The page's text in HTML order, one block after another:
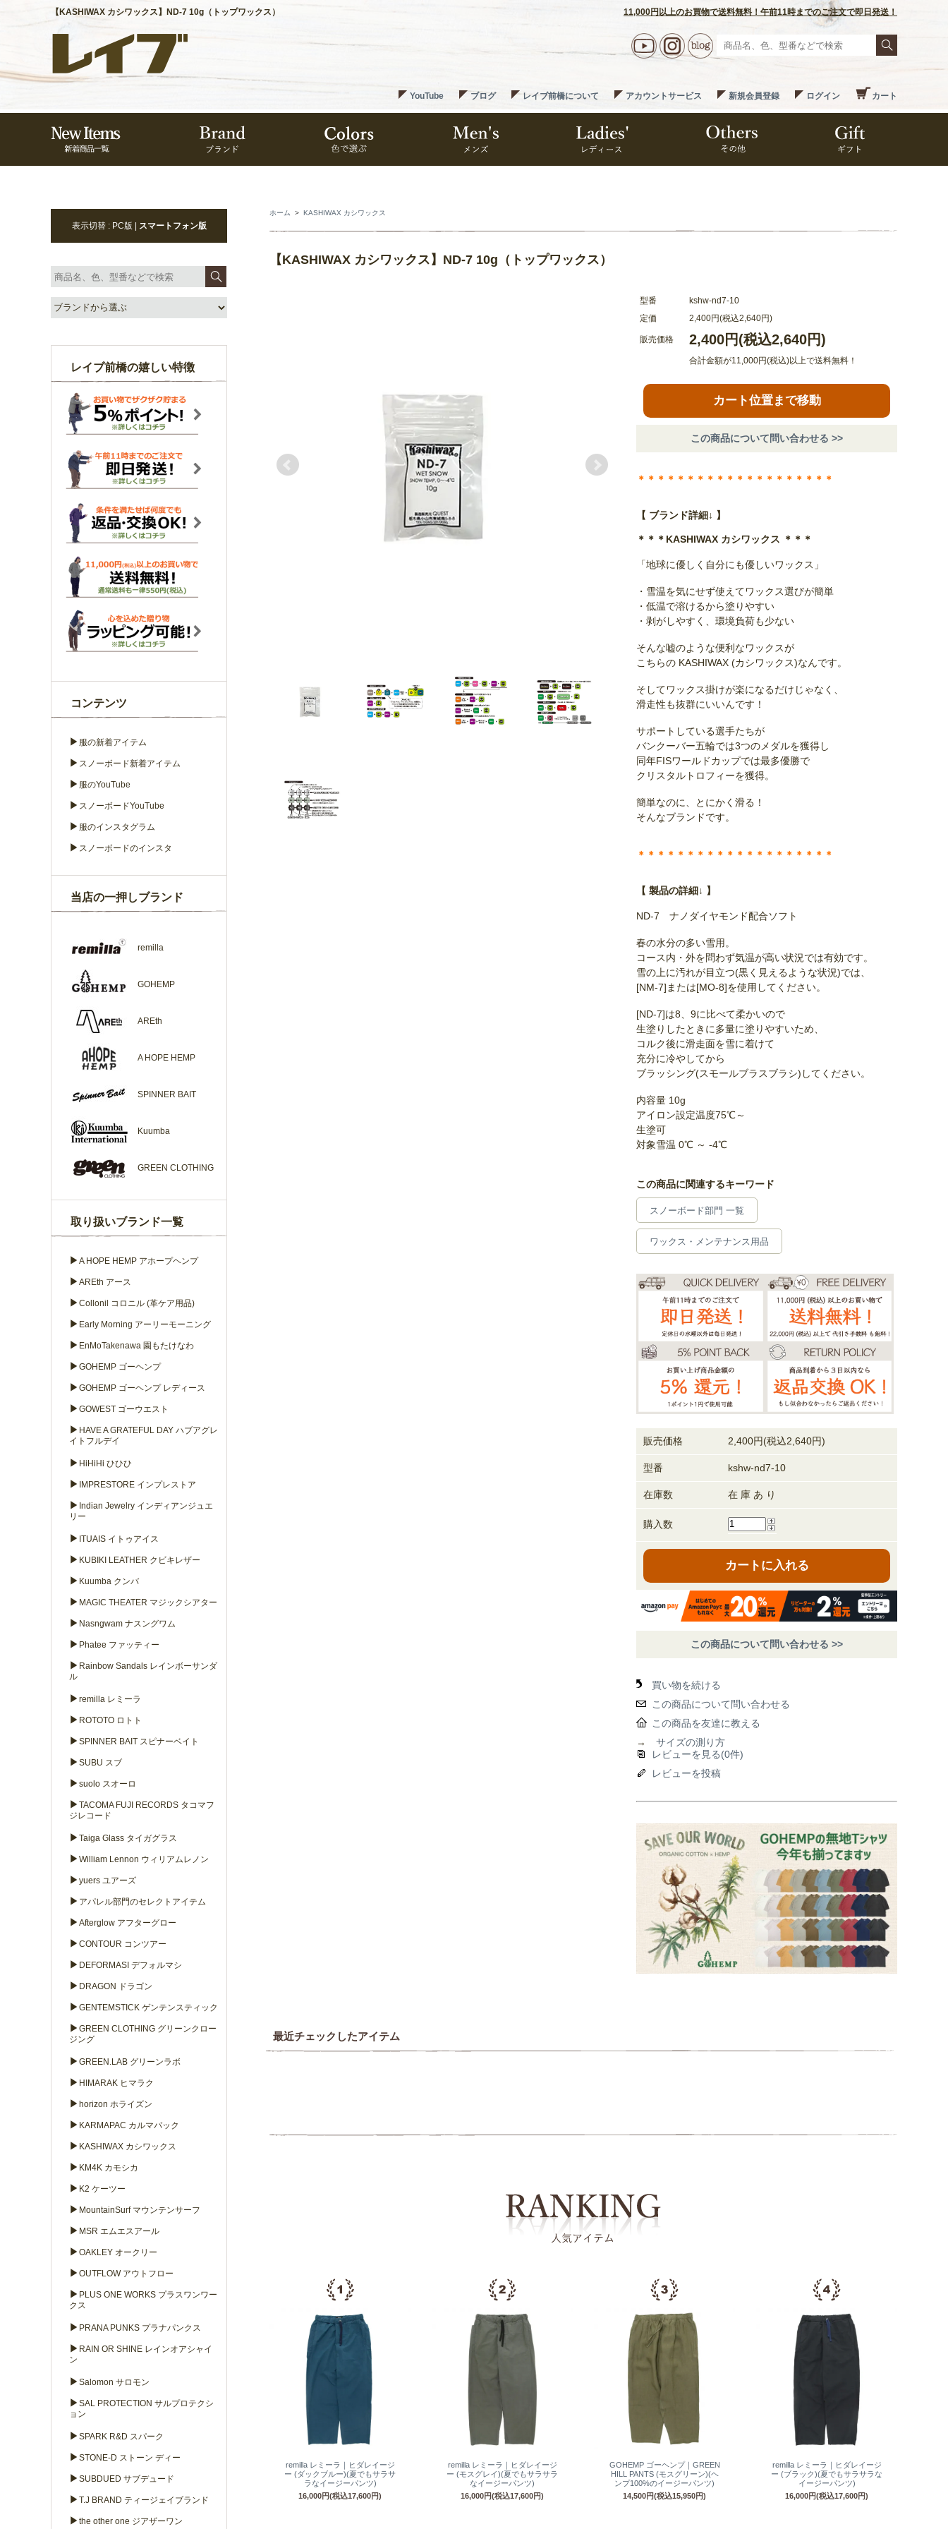
【KASHIWAX カシワックス】ND-7 10g（トップワックス） 11,000円以上のお買物で送料無料！午前11時までのご注文で即日発送！
YouTube ブログ レイブ前橋について アカウントサービス 新規会員登録 ログイン カート
ホーム > KASHIWAX カシワックス
【KASHIWAX カシワックス】ND-7 10g（トップワックス）
型番
kshw-nd7-10
定価
2,400円(税込2,640円)
販売価格 2,400円(税込2,640円)
合計金額が11,000円(税込)以上で送料無料！
カート位置まで移動
この商品について問い合わせる >>
＊＊＊＊＊＊＊＊＊＊＊＊＊＊＊＊＊＊＊＊
【 ブランド詳細↓ 】
＊＊＊KASHIWAX カシワックス ＊＊＊
「地球に優しく自分にも優しいワックス」
・雪温を気にせず使えてワックス選びが簡単
・低温で溶けるから塗りやすい
・剥がしやすく、環境負荷も少ない
そんな嘘のような便利なワックスが
こちらの KASHIWAX (カシワックス)なんです。
そしてワックス掛けが楽になるだけじゃなく、
滑走性も抜群にいいんです！
サポートしている選手たちが
バンクーバー五輪では3つのメダルを獲得し
同年FISワールドカップでは最多優勝で
クリスタルトロフィーを獲得。
簡単なのに、とにかく滑る！
そんなブランドです。
＊＊＊＊＊＊＊＊＊＊＊＊＊＊＊＊＊＊＊＊
【 製品の詳細↓ 】
ND-7 ナノダイヤモンド配合ソフト
春の水分の多い雪用。
コース内・外を問わず気温が高い状況では有効です。
雪の上に汚れが目立つ(黒く見えるような状況)では、
[NM-7]または[MO-8]を使用してください。
[ND-7]は8、9に比べて柔かいので
生塗りしたときに多量に塗りやすいため、
コルク後に滑走面を雪に着けて
充分に冷やしてから
ブラッシング(スモールブラスブラシ)してください。
内容量 10g
アイロン設定温度75℃～
生塗可
対象雪温 0℃ ～ -4℃
この商品に関連するキーワード
スノーボード部門 一覧
ワックス・メンテナンス用品
販売価格 2,400円(税込2,640円)
型番 kshw-nd7-10
在庫数 在 庫 あ り
購入数
カートに入れる
この商品について問い合わせる >>
買い物を続ける
この商品について問い合わせる
この商品を友達に教える
→ サイズの測り方
レビューを見る(0件)
レビューを投稿
最近チェックしたアイテム
remilla レミーラ｜ヒダレイージ
ー (ダックブルー)(夏でもサラサ
ラなイージーパンツ)
16,000円(税込17,600円)
remilla レミーラ｜ヒダレイージ
ー (モスグレイ)(夏でもサラサラ
なイージーパンツ)
16,000円(税込17,600円)
GOHEMP ゴーヘンプ｜GREEN
HILL PANTS (モスグリーン)(ヘ
ンプ100%のイージーパンツ)
14,500円(税込15,950円)
remilla レミーラ｜ヒダレイージ
ー (ブラック)(夏でもサラサラな
イージーパンツ)
16,000円(税込17,600円)
表示切替 : PC版 | スマートフォン版
レイブ前橋の嬉しい特徴
コンテンツ
▶ 服の新着アイテム
▶ スノーボード新着アイテム
▶ 服のYouTube
▶ スノーボードYouTube
▶ 服のインスタグラム
▶ スノーボードのインスタ
当店の一押しブランド
remilla
GOHEMP
AREth
A HOPE HEMP
SPINNER BAIT
Kuumba
GREEN CLOTHING
取り扱いブランド一覧
▶ A HOPE HEMP アホープヘンプ
▶ AREth アース
▶ Collonil コロニル (革ケア用品)
▶ Early Morning アーリーモーニング
▶ EnMoTakenawa 園もたけなわ
▶ GOHEMP ゴーヘンプ
▶ GOHEMP ゴーヘンプ レディース
▶ GOWEST ゴーウエスト
▶ HAVE A GRATEFUL DAY ハブアグレ
イトフルデイ
▶ HiHiHi ひひひ
▶ IMPRESTORE インプレストア
▶ Indian Jewelry インディアンジュエ
リー
▶ ITUAIS イトゥアイス
▶ KUBIKI LEATHER クビキレザー
▶ Kuumba クンバ
▶ MAGIC THEATER マジックシアター
▶ Nasngwam ナスングワム
▶ Phatee ファッティー
▶ Rainbow Sandals レインボーサンダ
ル
▶ remilla レミーラ
▶ ROTOTO ロトト
▶ SPINNER BAIT スピナーベイト
▶ SUBU スブ
▶ suolo スオーロ
▶ TACOMA FUJI RECORDS タコマフ
ジレコード
▶ Taiga Glass タイガグラス
▶ William Lennon ウィリアムレノン
▶ yuers ユアーズ
▶ アパレル部門のセレクトアイテム
▶ Afterglow アフターグロー
▶ CONTOUR コンツアー
▶ DEFORMASI デフォルマシ
▶ DRAGON ドラゴン
▶ GENTEMSTICK ゲンテンスティック
▶ GREEN CLOTHING グリーンクロー
ジング
▶ GREEN.LAB グリーンラボ
▶ HIMARAK ヒマラク
▶ horizon ホライズン
▶ KARMAPAC カルマパック
▶ KASHIWAX カシワックス
▶ KM4K カモシカ
▶ K2 ケーツー
▶ MountainSurf マウンテンサーフ
▶ MSR エムエスアール
▶ OAKLEY オークリー
▶ OUTFLOW アウトフロー
▶ PLUS ONE WORKS プラスワンワー
クス
▶ PRANA PUNKS プラナパンクス
▶ RAIN OR SHINE レインオアシャイ
ン
▶ Salomon サロモン
▶ SAL PROTECTION サルプロテクシ
ョン
▶ SPARK R&D スパーク
▶ STONE-D ストーン ディー
▶ SUBDUED サブデュード
▶ T.J BRAND ティージェイブランド
▶ the other one ジアザーワン